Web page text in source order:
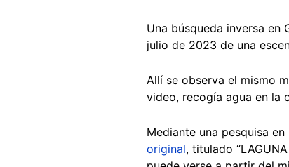
Una búsqueda inversa
julio de 2023 de una
Allí se observa el mismo
video, recogía agua en la
Mediante una pesquisa
original, titulado